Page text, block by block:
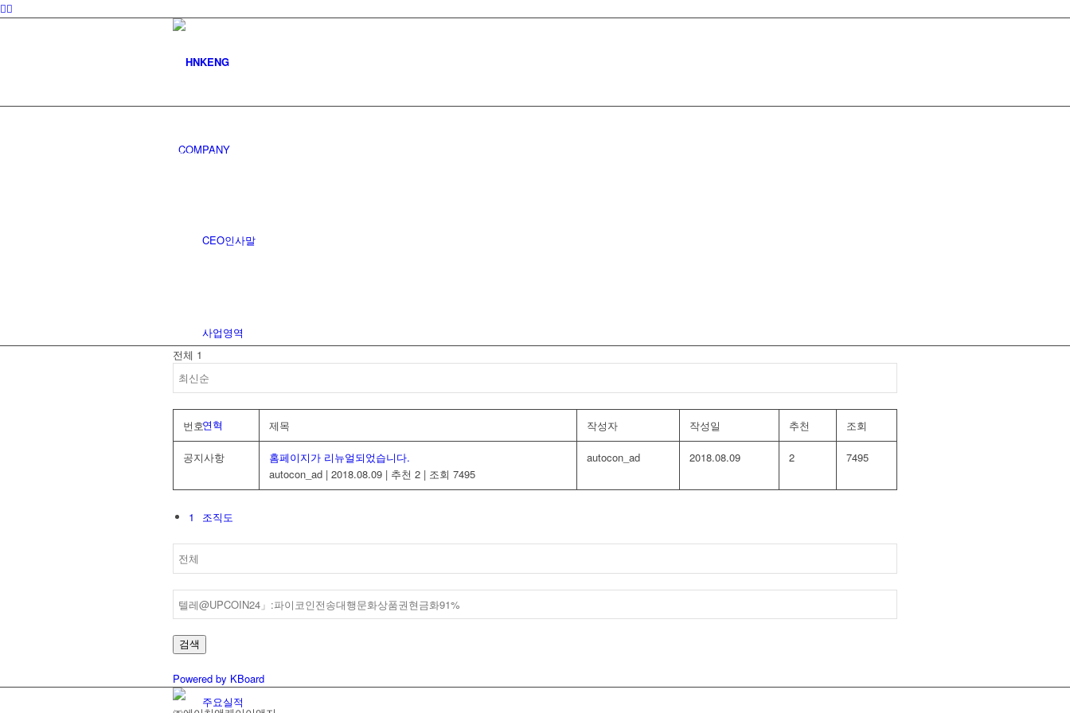
COMPANY
CEO인사말
사업영역
연혁
조직도
인증현황
주요실적
공지사항
전체 1
번호 제목 작성자 작성일 추천 조회
공지사항
홈페이지가 리뉴얼되었습니다.
autocon_ad | 2018.08.09 | 추천 2 | 조회 7495
autocon_ad 2018.08.09 2 7495
1
검색
Powered by KBoard